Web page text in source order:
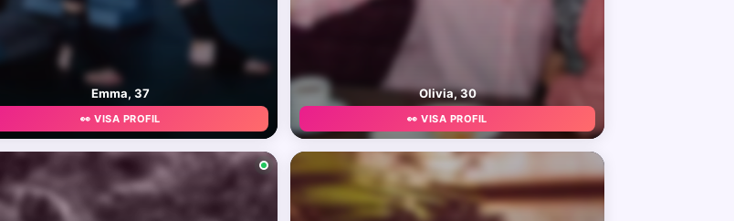
Emma, 37
👀 VISA PROFIL
Olivia, 30
👀 VISA PROFIL